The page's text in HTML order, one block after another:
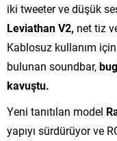
iki tweeter ve düşük
Leviathan V2, net tiz
Kablosuz kullanım için
bulunan soundbar,
kavuştu.
Yeni tanıtılan model
yapıyı sürdürüyor ve